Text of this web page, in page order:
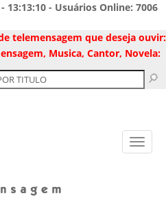
13:13:10 - Usuários Online: 7006
telemensagem que deseja ouvir:
Musica, Cantor, Novela: